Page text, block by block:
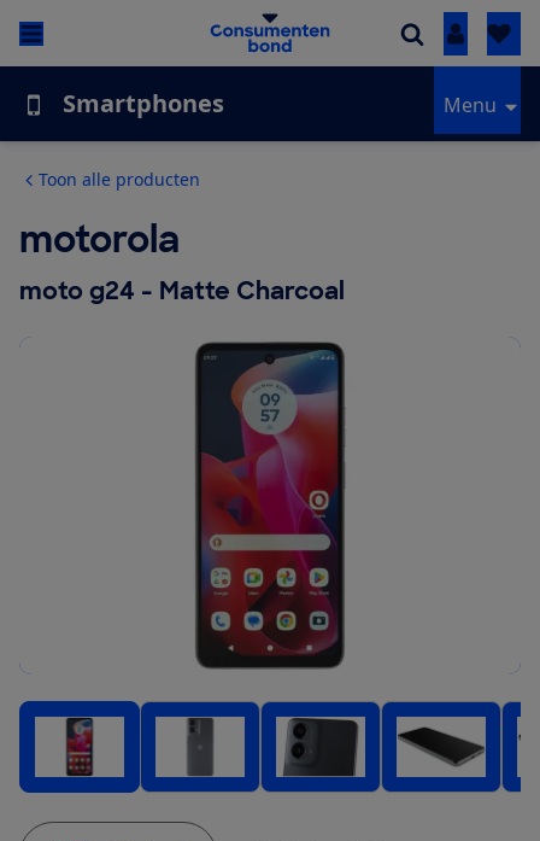
Inloggen
Smartphones Menu
Toon alle producten
motorola
moto g24 - Matte Charcoal